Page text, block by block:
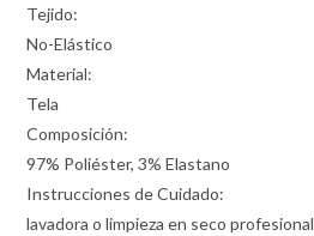
Tejido:
No-Elástico
Material:
Tela
Composición:
97% Poliéster, 3% Elastano
Instrucciones de Cuidado:
lavadora o limpieza en seco profesional